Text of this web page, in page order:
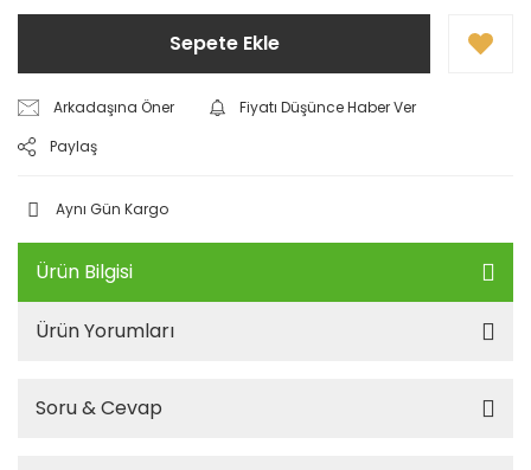
Sepete Ekle
Arkadaşına Öner
Fiyatı Düşünce Haber Ver
Paylaş
Aynı Gün Kargo
Ürün Bilgisi
Ürün Yorumları
Soru & Cevap